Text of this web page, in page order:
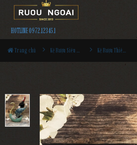
HOTLINE 0972.12345.1
Trang chủ Kệ Rượu Siêu Đẹp Kệ Rượu Thiên Nga MS11